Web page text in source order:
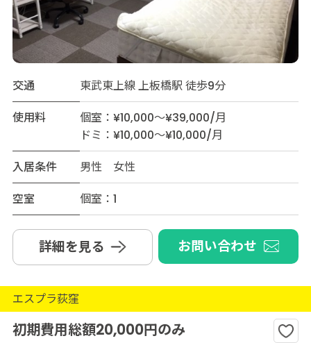
交通
東武東上線 上板橋駅 徒歩9分
使用料
個室：¥10,000～¥39,000/月
ドミ：¥10,000～¥10,000/月
入居条件
男性 女性
空室
個室：1
詳細を見る お問い合わせ
エスプラ荻窪
初期費用総額20,000円のみ